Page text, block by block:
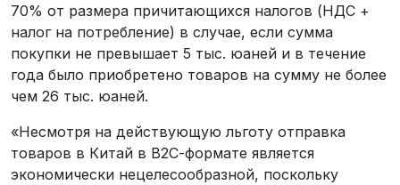
70% от размера причитающихся налогов (НДС +
налог на потребление) в случае, если сумма
покупки не превышает 5 тыс. юаней и в течение
года было приобретено товаров на сумму не более
чем 26 тыс. юаней.
«Несмотря на действующую льготу отправка
товаров в Китай в В2С-формате является
экономически нецелесообразной, поскольку